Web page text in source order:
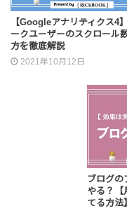
【Googleアナリティクス4
ークユーザーのスクロール
方を徹底解説
2021年10月12日
ブログの
やる？【
てる方法】